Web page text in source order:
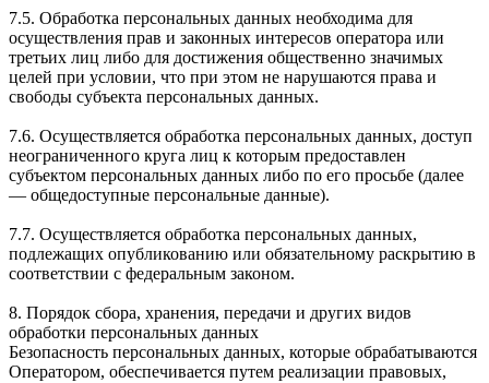
7.5. Обработка персональных данных необходима для
осуществления прав и законных интересов оператора или
третьих лиц либо для достижения общественно значимых
целей при условии, что при этом не нарушаются права и
свободы субъекта персональных данных.
7.6. Осуществляется обработка персональных данных, доступ
неограниченного круга лиц к которым предоставлен
субъектом персональных данных либо по его просьбе (далее
— общедоступные персональные данные).
7.7. Осуществляется обработка персональных данных,
подлежащих опубликованию или обязательному раскрытию в
соответствии с федеральным законом.
8. Порядок сбора, хранения, передачи и других видов
обработки персональных данных
Безопасность персональных данных, которые обрабатываются
Оператором, обеспечивается путем реализации правовых,